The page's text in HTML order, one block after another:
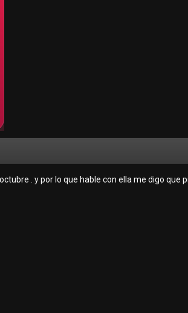
. y por lo que hable con ella me digo que